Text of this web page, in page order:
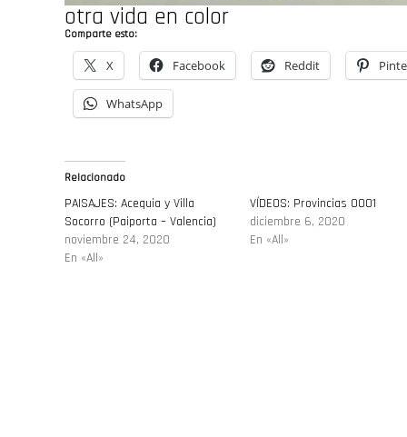
otra vida en color
Comparte esto:
X Facebook Reddit
WhatsApp
Relacionado
PAISAJES: Acequia y Villa
Socorro (Paiporta – Valencia)
noviembre 24, 2020
En «All»
VÍDEOS: Provincias 0001
diciembre 6, 2020
En «All»